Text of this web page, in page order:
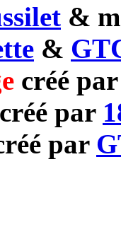
&
&
créé
créé par
par